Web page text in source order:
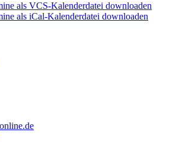
als VCS-Kalenderdatei downloaden
als iCal-Kalenderdatei downloaden